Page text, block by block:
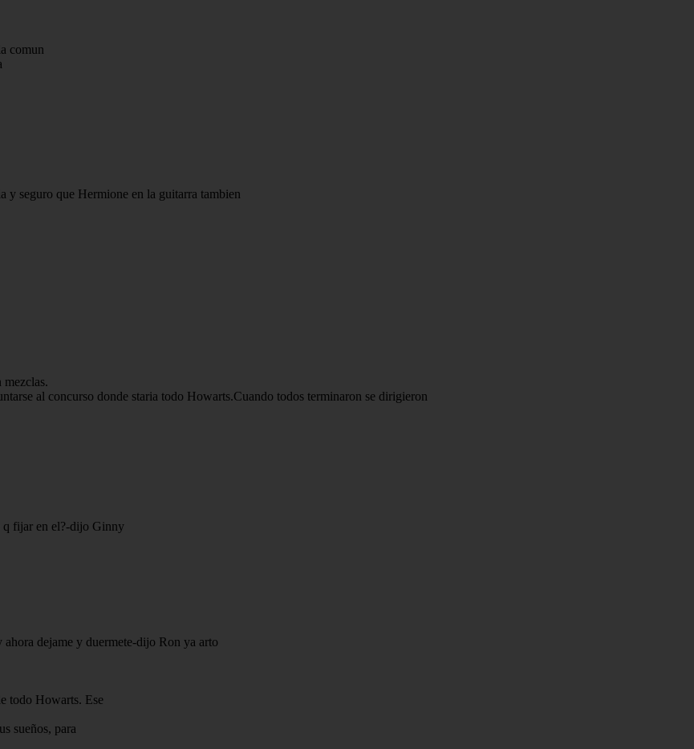
comun
y seguro que Hermione en la guitarra tambien
al concurso donde staria todo Howarts.Cuando todos terminaron se dirigieron
q fijar en el?-dijo Ginny
dejame y duermete-dijo Ron ya arto
todo Howarts. Ese
sueños, para